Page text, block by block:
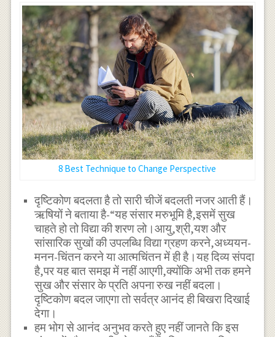
8 Best Technique to Change Perspective
दृष्टिकोण बदलता है तो सारी चीजें बदलती नजर आती हैं।
ऋषियों ने बताया है-“यह संसार मरुभूमि है,इसमें सुख
चाहते हो तो विद्या की शरण लो।आयु,श्री,यश और
सांसारिक सुखों की उपलब्धि विद्या ग्रहण करने,अध्ययन-
मनन-चिंतन करने या आत्मचिंतन में ही है।यह दिव्य संपदा
है,पर यह बात समझ में नहीं आएगी,क्योंकि अभी तक हमने
सुख और संसार के प्रति अपना रुख नहीं बदला।
दृष्टिकोण बदल जाएगा तो सर्वत्र आनंद ही बिखरा दिखाई
देगा।
हम भोग से आनंद अनुभव करते हुए नहीं जानते कि इस